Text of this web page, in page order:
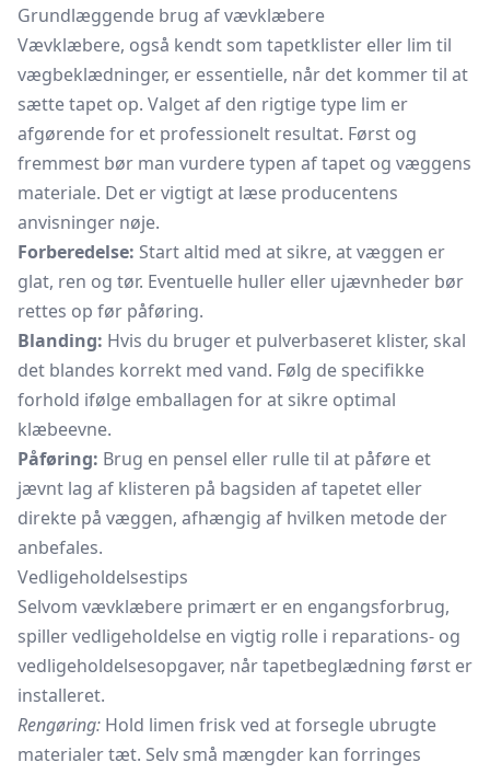
Grundlæggende brug af vævklæbere
Vævklæbere, også kendt som tapetklister eller lim til
vægbeklædninger, er essentielle, når det kommer til at
sætte tapet op. Valget af den rigtige type lim er
afgørende for et professionelt resultat. Først og
fremmest bør man vurdere typen af tapet og væggens
materiale. Det er vigtigt at læse producentens
anvisninger nøje.
Forberedelse: Start altid med at sikre, at væggen er
glat, ren og tør. Eventuelle huller eller ujævnheder bør
rettes op før påføring.
Blanding: Hvis du bruger et pulverbaseret klister, skal
det blandes korrekt med vand. Følg de specifikke
forhold ifølge emballagen for at sikre optimal
klæbeevne.
Påføring: Brug en pensel eller rulle til at påføre et
jævnt lag af klisteren på bagsiden af tapetet eller
direkte på væggen, afhængig af hvilken metode der
anbefales.
Vedligeholdelsestips
Selvom vævklæbere primært er en engangsforbrug,
spiller vedligeholdelse en vigtig rolle i reparations- og
vedligeholdelsesopgaver, når tapetbeglædning først er
installeret.
Rengøring: Hold limen frisk ved at forsegle ubrugte
materialer tæt. Selv små mængder kan forringes